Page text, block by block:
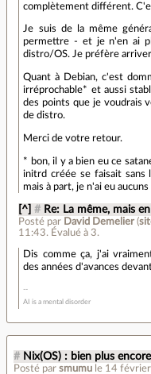
complètement différent.
Je suis de la même
permettre - et je n'en ai
distro/OS. Je préfère
Quant à Debian, c'est
irréprochable* et aussi
des points que je voudrais
de distro.
Merci de votre retour.
* bon, il y a bien eu ce
initrd créée se faisait sans
mais à part, je n'ai eu aucuns
[^] # Re: La même, mais
Posté par David Demelier (
11:43. Évalué à 3.
Dis comme ça, j'ai
des années d'avances
AI is a mental disorder
# Nix(OS) : bien plus
Posté par smumu le 14